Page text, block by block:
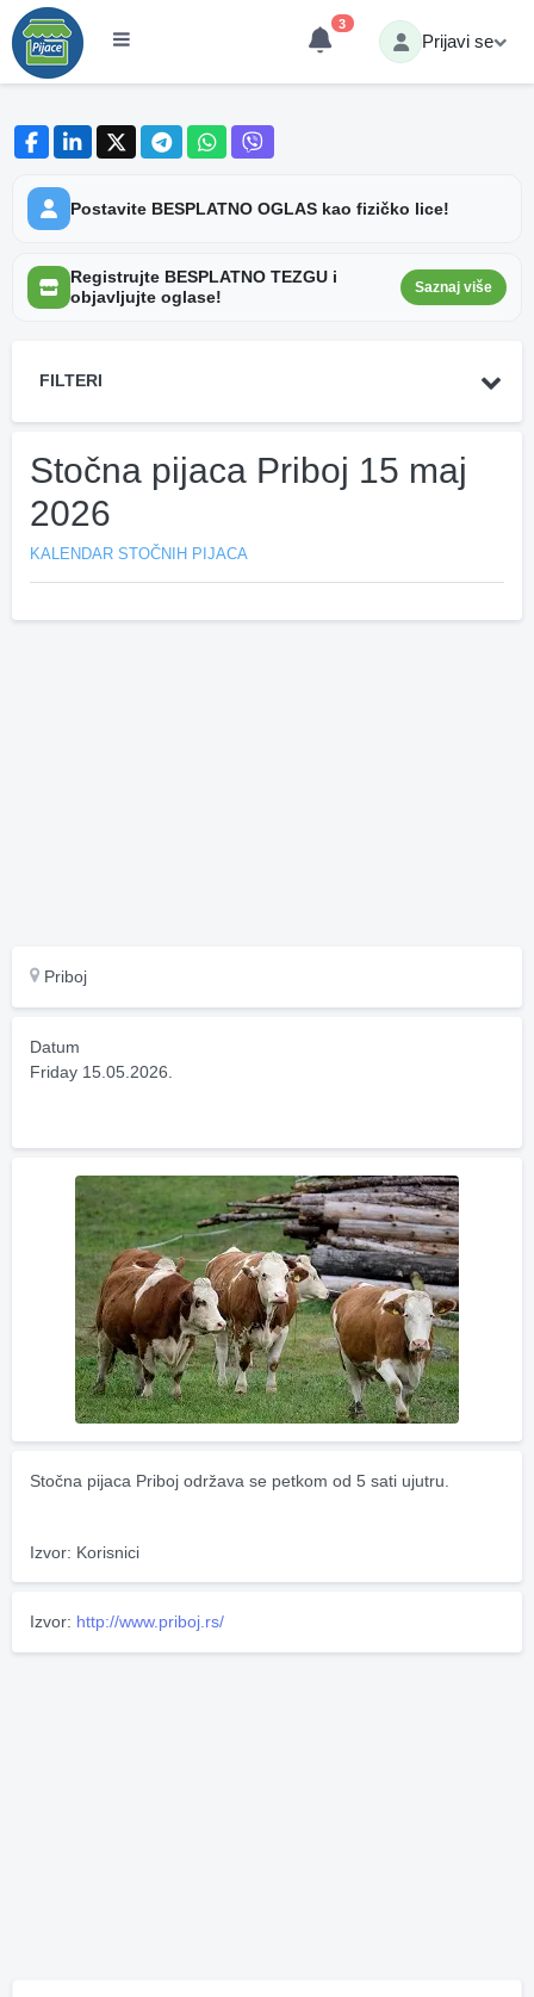
3
Prijavi se
Postavite BESPLATNO OGLAS kao fizičko lice!
Registrujte BESPLATNO TEZGU i
objavljujte oglase!
Saznaj više
FILTERI
Stočna pijaca Priboj 15 maj
2026
KALENDAR STOČNIH PIJACA
Priboj
Datum
Friday 15.05.2026.
Stočna pijaca Priboj održava se petkom od 5 sati ujutru.
Izvor: Korisnici
Izvor: http://www.priboj.rs/